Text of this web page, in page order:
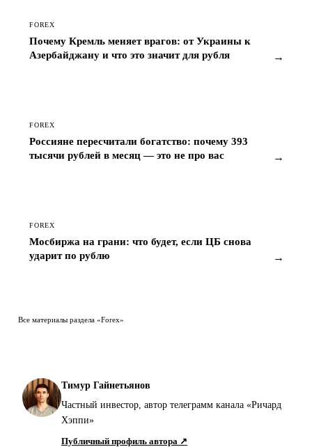
FOREX
Почему Кремль меняет врагов: от Украины к
Азербайджану и что это значит для рубля
→
FOREX
Россияне пересчитали богатство: почему 393
тысячи рублей в месяц — это не про вас
→
FOREX
Мосбиржа на грани: что будет, если ЦБ снова
ударит по рублю
→
Все материалы раздела «Forex»
Тимур Гайнетьянов
Частный инвестор, автор телеграмм канала «Ричард
Хэппи»
Публичный профиль автора ↗